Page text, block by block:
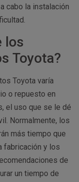
cabo la instalación
los
Toyota?
Toyota varía
o repuesto en
el uso que se le dé
Normalmente, los
más tiempo que
fabricación y los
de
un tiempo de